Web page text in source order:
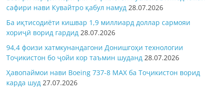
сафири нави Кувайтро қабул намуд 28.07.2026
Ба иқтисодиёти кишвар 1,9 миллиард доллар сармояи
хориҷӣ ворид гардид 28.07.2026
94,4 фоизи хатмкунандагони Донишгоҳи технологии
Тоҷикистон бо ҷойи кор таъмин шуданд 28.07.2026
Ҳавопаймои нави Boeing 737-8 MAX ба Тоҷикистон ворид
карда шуд 27.07.2026